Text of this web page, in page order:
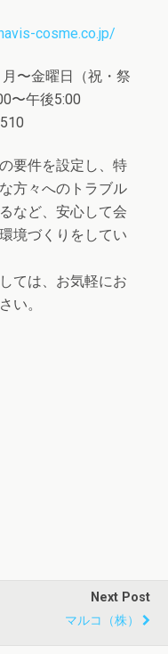
cosme.co.jp/
〜金曜日（祝・祭
〜午後5:00
要件を設定し、特
方々へのトラブル
など、安心して会
境づくりをしてい
ては、お気軽にお
い。
Next Post
マルコ（株）